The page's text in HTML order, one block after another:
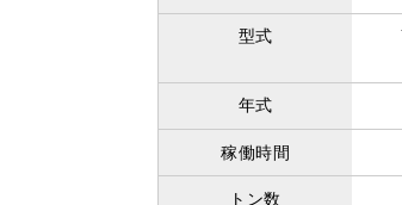
型式
年式
稼働時間
トン数